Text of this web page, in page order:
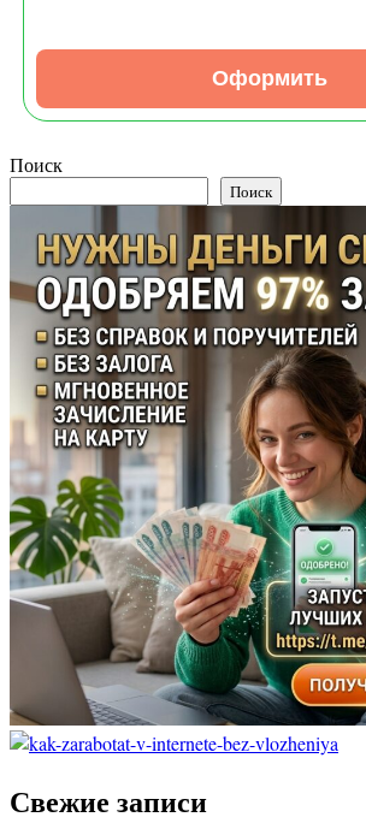
Оформить
Поиск
Поиск
Свежие записи